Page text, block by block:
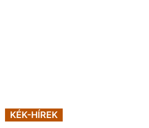
KÉK-HÍREK